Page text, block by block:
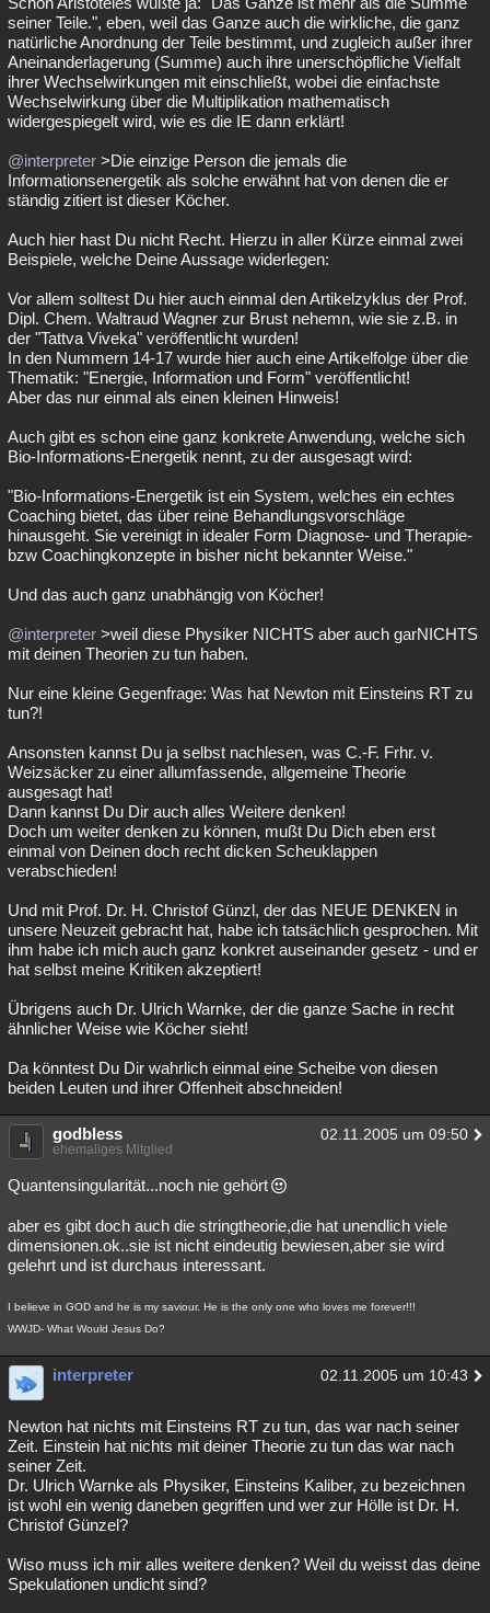
seiner Teile.", eben, weil das Ganze auch die wirkliche, die ganz
natürliche Anordnung der Teile bestimmt, und zugleich außer ihrer
Aneinanderlagerung (Summe) auch ihre unerschöpfliche Vielfalt
ihrer Wechselwirkungen mit einschließt, wobei die einfachste
Wechselwirkung über die Multiplikation mathematisch
widergespiegelt wird, wie es die IE dann erklärt!
@interpreter >Die einzige Person die jemals die
Informationsenergetik als solche erwähnt hat von denen die er
ständig zitiert ist dieser Köcher.
Auch hier hast Du nicht Recht. Hierzu in aller Kürze einmal zwei
Beispiele, welche Deine Aussage widerlegen:
Vor allem solltest Du hier auch einmal den Artikelzyklus der Prof.
Dipl. Chem. Waltraud Wagner zur Brust nehemn, wie sie z.B. in
der "Tattva Viveka" veröffentlicht wurden!
In den Nummern 14-17 wurde hier auch eine Artikelfolge über die
Thematik: "Energie, Information und Form" veröffentlicht!
Aber das nur einmal als einen kleinen Hinweis!
Auch gibt es schon eine ganz konkrete Anwendung, welche sich
Bio-Informations-Energetik nennt, zu der ausgesagt wird:
"Bio-Informations-Energetik ist ein System, welches ein echtes
Coaching bietet, das über reine Behandlungsvorschläge
hinausgeht. Sie vereinigt in idealer Form Diagnose- und Therapie-
bzw Coachingkonzepte in bisher nicht bekannter Weise."
Und das auch ganz unabhängig von Köcher!
@interpreter >weil diese Physiker NICHTS aber auch garNICHTS
mit deinen Theorien zu tun haben.
Nur eine kleine Gegenfrage: Was hat Newton mit Einsteins RT zu
tun?!
Ansonsten kannst Du ja selbst nachlesen, was C.-F. Frhr. v.
Weizsäcker zu einer allumfassende, allgemeine Theorie
ausgesagt hat!
Dann kannst Du Dir auch alles Weitere denken!
Doch um weiter denken zu können, mußt Du Dich eben erst
einmal von Deinen doch recht dicken Scheuklappen
verabschieden!
Und mit Prof. Dr. H. Christof Günzl, der das NEUE DENKEN in
unsere Neuzeit gebracht hat, habe ich tatsächlich gesprochen. Mit
ihm habe ich mich auch ganz konkret auseinander gesetz - und er
hat selbst meine Kritiken akzeptiert!
Übrigens auch Dr. Ulrich Warnke, der die ganze Sache in recht
ähnlicher Weise wie Köcher sieht!
Da könntest Du Dir wahrlich einmal eine Scheibe von diesen
beiden Leuten und ihrer Offenheit abschneiden!
godbless 02.11.2005 um 09:50
ehemaliges Mitglied
Quantensingularität...noch nie gehört
aber es gibt doch auch die stringtheorie,die hat unendlich viele
dimensionen.ok..sie ist nicht eindeutig bewiesen,aber sie wird
gelehrt und ist durchaus interessant.
I believe in GOD and he is my saviour. He is the only one who loves me forever!!!
WWJD- What Would Jesus Do?
interpreter 02.11.2005 um 10:43
Newton hat nichts mit Einsteins RT zu tun, das war nach seiner
Zeit. Einstein hat nichts mit deiner Theorie zu tun das war nach
seiner Zeit.
Dr. Ulrich Warnke als Physiker, Einsteins Kaliber, zu bezeichnen
ist wohl ein wenig daneben gegriffen und wer zur Hölle ist Dr. H.
Christof Günzel?
Wiso muss ich mir alles weitere denken? Weil du weisst das deine
Spekulationen undicht sind?